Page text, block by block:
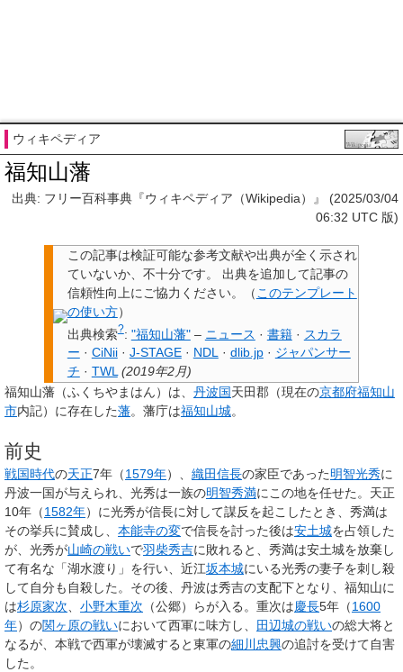
ウィキペディア
福知山藩
出典: フリー百科事典『ウィキペディア（Wikipedia）』 (2025/03/04
06:32 UTC 版)
この記事は検証可能な参考文献や出典が全く示され
ていないか、不十分です。
出典を追加して記事の
信頼性向上にご協力ください。
（ このテンプレート
の使い方）
出典検索?: "福知山藩"– ニュース · 書籍 · スカラ
ー · CiNii · J-STAGE · NDL · dlib.jp · ジャパンサー
チ · TWL (2019年2月)
福知山藩 （ふくちやまはん）は、 丹波国天田郡（現在の京都府福知山
市内記）に存在した藩。藩庁は福知山城。
前史
戦国時代の天正7年（1579年）、 織田信長の家臣であった明智光秀に
丹波一国が与えられ、光秀は一族の明智秀満にこの地を任せた。天正
10年（1582年）に光秀が信長に対して謀反を起こしたとき、秀満は
その挙兵に賛成し、 本能寺の変で信長を討った後は安土城を占領した
が、光秀が山崎の戦いで羽柴秀吉に敗れると、秀満は安土城を放棄し
て有名な「湖水渡り」を行い、近江坂本城にいる光秀の妻子を刺し殺
して自分も自殺した。その後、丹波は秀吉の支配下となり、福知山に
は杉原家次、 小野木重次 （公郷）らが入る。重次は慶長5年（1600
年）の関ヶ原の戦いにおいて西軍に味方し、 田辺城の戦いの総大将と
なるが、本戦で西軍が壊滅すると東軍の細川忠興の追討を受けて自害
した。